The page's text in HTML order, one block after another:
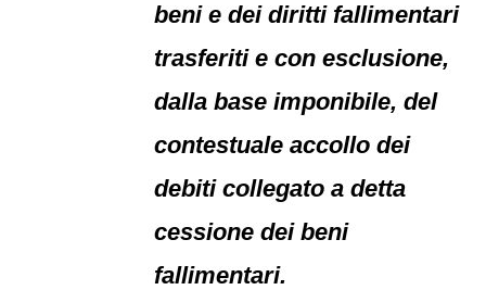
beni e dei diritti fallimentari
trasferiti e con esclusione,
dalla base imponibile, del
contestuale accollo dei
debiti collegato a detta
cessione dei beni
fallimentari.